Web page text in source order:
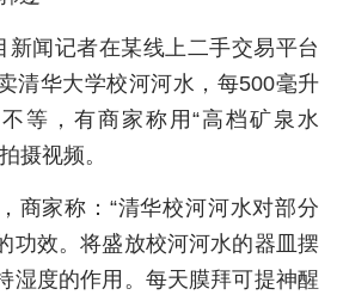
新闻记者在某线上二手交易平台
清华大学校河河水，每500毫升
等，有商家称用“高档矿泉水
摄视频。
商家称：“清华校河河水对部分
功效。将盛放校河河水的器皿摆
湿度的作用。每天膜拜可提神醒